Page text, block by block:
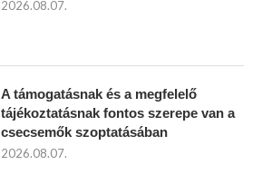
2026.08.07.
A támogatásnak és a megfelelő
tájékoztatásnak fontos szerepe van a
csecsemők szoptatásában
2026.08.07.